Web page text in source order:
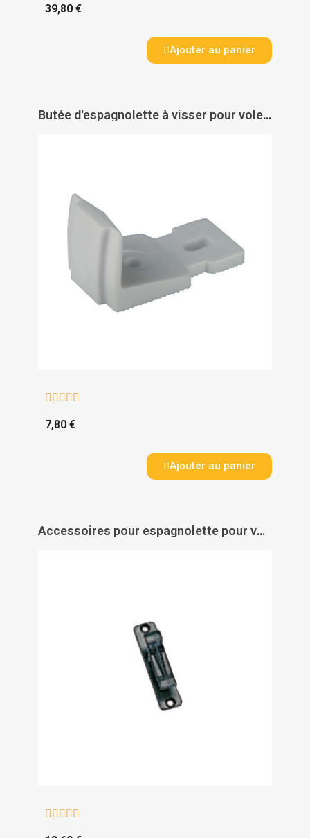
39,80 €
Ajouter au panier
Butée d'espagnolette à visser pour volets aluminium et PVC - TORBEL
    
7,80 €
Ajouter au panier
Accessoires pour espagnolette pour volets aluminium et PVC - TORBEL
    